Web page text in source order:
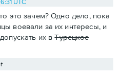
UTC
это зачем? Одно дело, пока
воевали за их интересы, и
их вТурецкое